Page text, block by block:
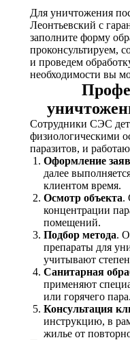
Для уничтожения
Леонтьевский с
заполните форму
проконсультируем,
и проведем
необходимости вы
Сотрудники СЭС
физиологическими
паразитов, и
Оформление
далее
клиентом время.
Осмотр объекта.
концентрации
помещений.
Подбор метода.
препараты для
учитывают
Санитарная
применяют
или горячего пара.
Консультация
инструкцию, в
жилье от